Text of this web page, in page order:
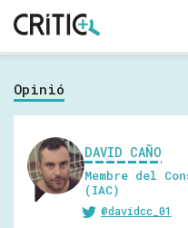
Cerca
Inicia sessió
Opinió
DAVID CAÑO
Membre del
(IAC)
@davidcc_01